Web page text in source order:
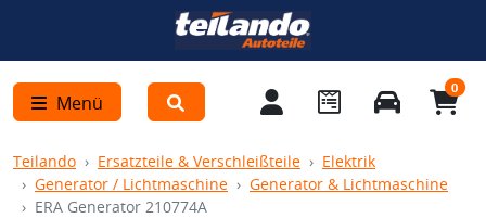
Menü
0
Teilando Ersatzteile & Verschleißteile
Elektrik
Generator / Lichtmaschine
Generator & Lichtmaschine
ERA Generator 210774A